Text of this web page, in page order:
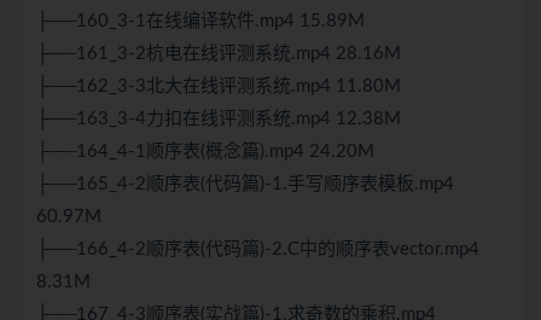
├──160_3-1在线编译软件.mp4 15.89M
├──161_3-2杭电在线评测系统.mp4 28.16M
├──162_3-3北大在线评测系统.mp4 11.80M
├──163_3-4力扣在线评测系统.mp4 12.38M
├──164_4-1顺序表(概念篇).mp4 24.20M
├──165_4-2顺序表(代码篇)-1.手写顺序表模板.mp4
60.97M
├──166_4-2顺序表(代码篇)-2.C中的顺序表vector.mp4
8.31M
├──167_4-3顺序表(实战篇)-1.求奇数的乘积.mp4